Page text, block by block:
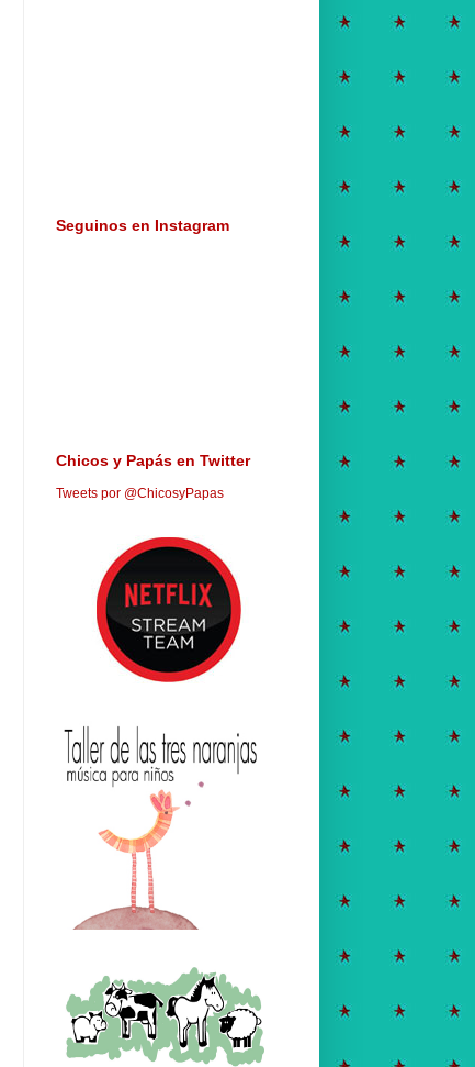
Seguinos en Instagram
Chicos y Papás en Twitter
Tweets por @ChicosyPapas